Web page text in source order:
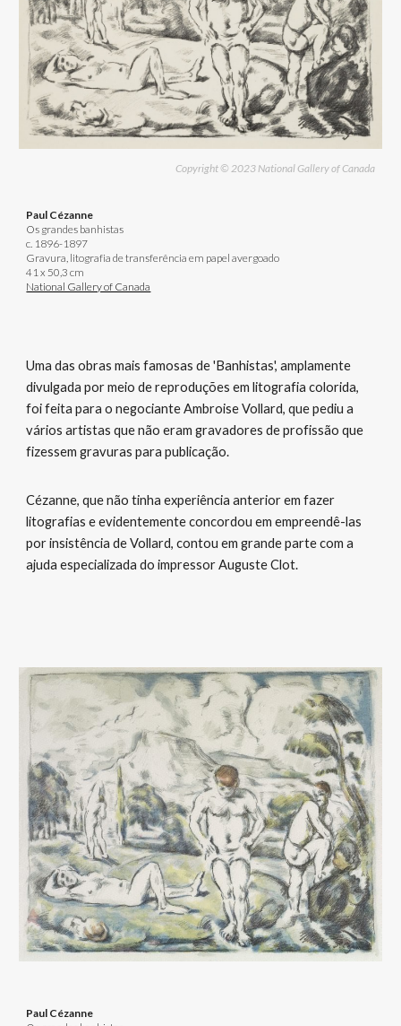
Copyright © 2023 National Gallery of Canada
Paul Cézanne
Os grandes banhistas
c. 1896-1897
Gravura, litografia de transferência em papel avergoado
41 x 50,3 cm
National Gallery of Canada
Uma das obras mais famosas de 'Banhistas', amplamente
divulgada por meio de reproduções em litografia colorida,
foi feita para o negociante Ambroise Vollard, que pediu a
vários artistas que não eram gravadores de profissão que
fizessem gravuras para publicação.
Cézanne, que não tinha experiência anterior em fazer
litografias e evidentemente concordou em empreendê-las
por insistência de Vollard, contou em grande parte com a
ajuda especializada do impressor Auguste Clot.
Paul Cézanne